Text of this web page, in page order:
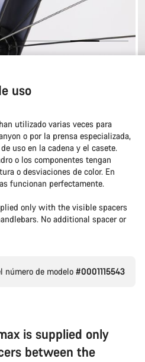
uso
utilizado varias veces para
o por la prensa especializada,
uso en la cadena y el casete.
o los componentes tengan
o desviaciones de color. En
funcionan perfectamente.
only with the visible spacers
No additional spacer or
número de modelo #0001115543
is supplied only
between the